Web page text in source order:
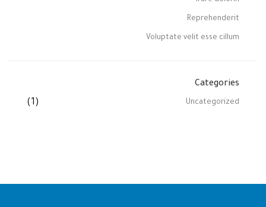
Reprehenderit
Voluptate velit esse cillum
Categories
Uncategorized
(1)